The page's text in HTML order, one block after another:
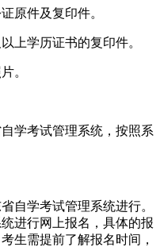
原件及复印件。
上学历证书的复印件。
。
学考试管理系统，按照系
自学考试管理系统进行。
进行网上报名，具体的报
生需提前了解报名时间，